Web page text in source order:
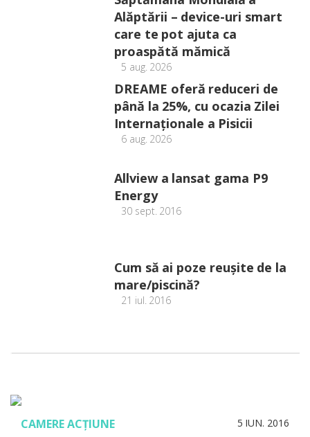
Alăptării – device-uri smart
care te pot ajuta ca
proaspătă mămică
5 aug. 2026
DREAME oferă reduceri de
până la 25%, cu ocazia Zilei
Internaționale a Pisicii
6 aug. 2026
Allview a lansat gama P9
Energy
30 sept. 2016
Cum să ai poze reuşite de la
mare/piscină?
21 iul. 2016
CAMERE ACȚIUNE 5 IUN. 2016